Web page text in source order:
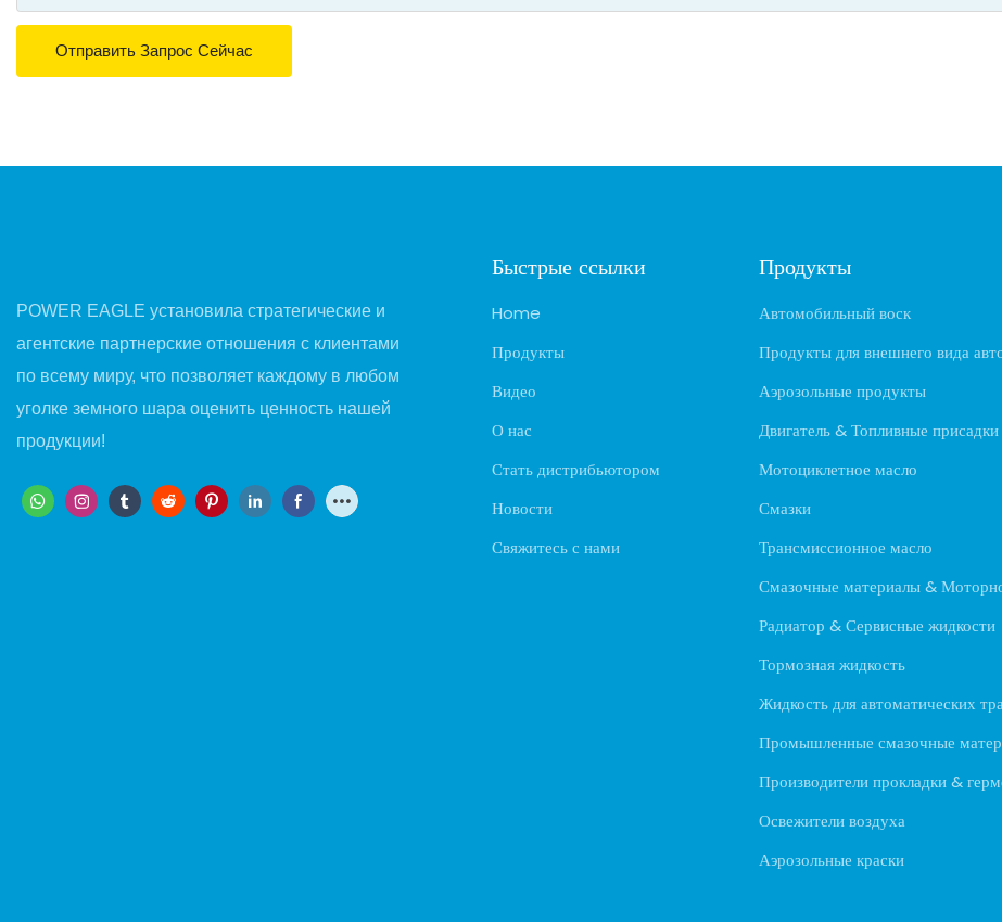
Отправить Запрос Сейчас
POWER EAGLE установила стратегические и
агентские партнерские отношения с клиентами
по всему миру, что позволяет каждому в любом
уголке земного шара оценить ценность нашей
продукции!
Быстрые ссылки
Home
Продукты
Видео
О нас
Стать дистрибьютором
Новости
Свяжитесь с нами
Продукты
Автомобильный воск
Продукты для внешнего вида
Аэрозольные продукты
Двигатель & Топливные присадки
Мотоциклетное масло
Смазки
Трансмиссионное масло
Смазочные материалы &
Радиатор & Сервисные жидкости
Тормозная жидкость
Жидкость для автоматических
Промышленные смазочные
Производители прокладки &
Освежители воздуха
Аэрозольные краски